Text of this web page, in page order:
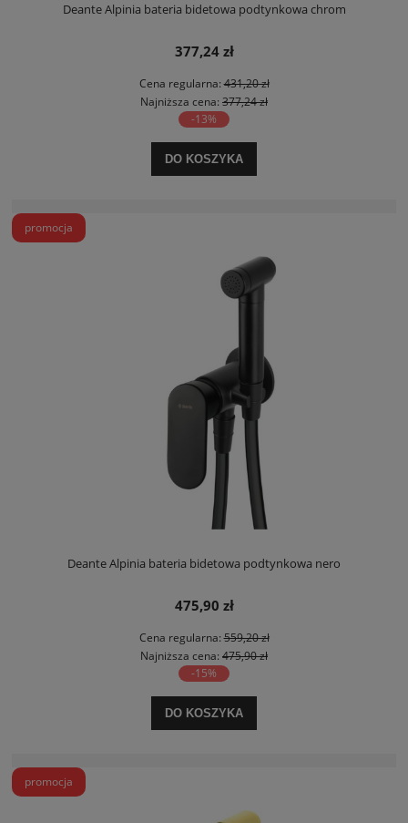
Deante Alpinia bateria bidetowa podtynkowa chrom
377,24 zł
Cena regularna:431,20 zł
Najniższa cena: 377,24 zł
-13%
DO KOSZYKA
Deante Alpinia bateria bidetowa podtynkowa nero
475,90 zł
Cena regularna:559,20 zł
Najniższa cena: 475,90 zł
-15%
DO KOSZYKA
promocja
promocja